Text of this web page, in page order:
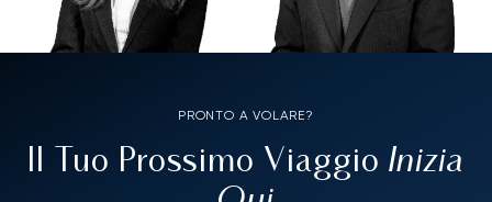
PRONTO A VOLARE?
Il Tuo Prossimo Viaggio Inizia